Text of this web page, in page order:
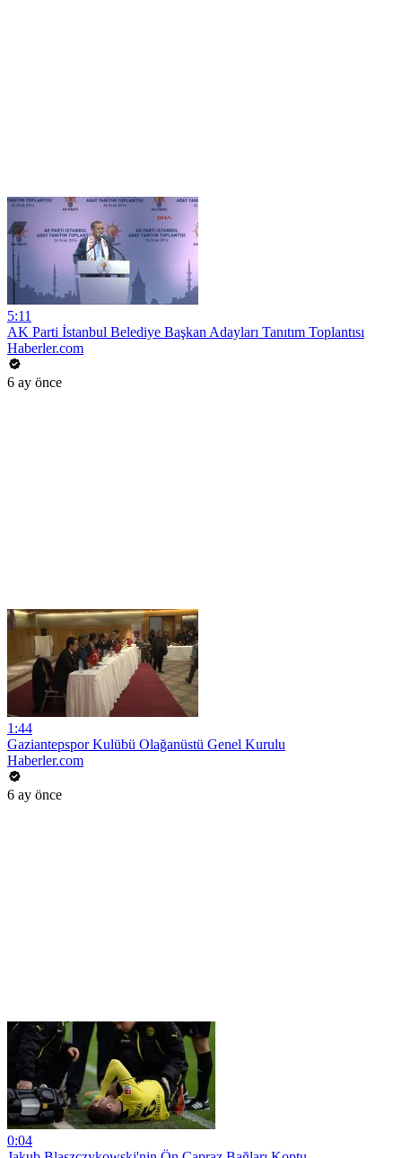
5:11
AK Parti İstanbul Belediye Başkan Adayları Tanıtım Toplantısı
Haberler.com
6 ay önce
1:44
Gaziantepspor Kulübü Olağanüstü Genel Kurulu
Haberler.com
6 ay önce
0:04